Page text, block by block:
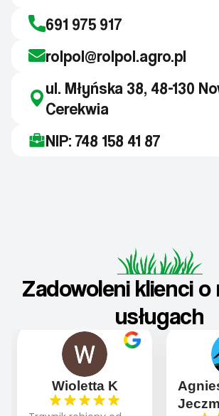
691 975 917
rolpol@rolpol.agro.pl
ul. Młyńska 38, 48-130
Cerekwia
NIP: 748 158 41 87
Zadowoleni klienci
usługach
Wioletta K